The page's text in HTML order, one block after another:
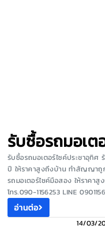
รับซื้อรถมอเต
รับซื้อรถมอเตอร์ไซค์ประชาอุทิศ
ปี ให้ราคาสูงถึงบ้าน ทำสัญญาถู
รถมอเตอร์ไซค์มือสอง ให้ราคา
โทร.090-1156253 LINE
อ่านต่อ
14/03/